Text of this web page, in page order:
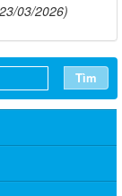
03/2026)
Tìm